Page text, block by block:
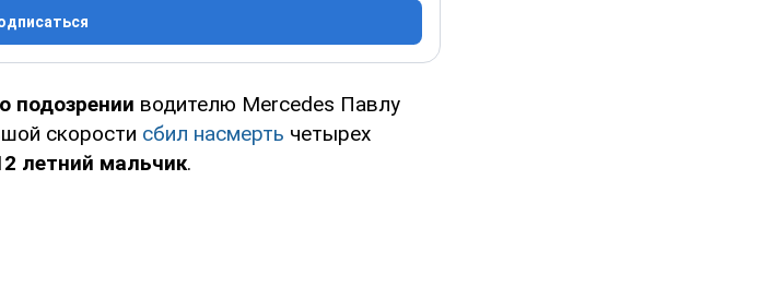
подозрении водителю Mercedes Павлу
скорости сбил насмерть четырех
летний мальчик.